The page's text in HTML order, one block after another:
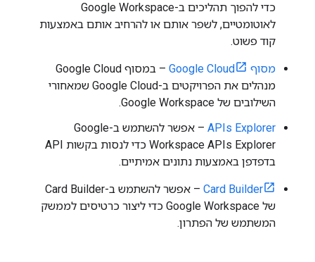
כדי להפוך תהליכים ב-Google Workspace
לאוטומטיים, לשפר אותם או להרחיב אותם באמצעות
קוד פשוט.
מסוף Google Cloud
– במסוף Google Cloud
מנהלים את הפרויקטים ב-Google Cloud שמאחורי
השילובים של Google Workspace.
APIs Explorer
– אפשר להשתמש ב-Google
Workspace APIs Explorer כדי לנסות בקשות API
בדפדפן באמצעות נתונים אמיתיים.
Card Builder
– אפשר להשתמש ב-Card Builder
של Google Workspace כדי ליצור כרטיסים לממשק
המשתמש של הפתרון.